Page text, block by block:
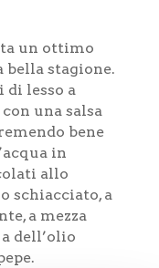
un ottimo
bella stagione.
di lesso a
una salsa
bene
in
allo
schiacciato, a
a mezza
dell’olio